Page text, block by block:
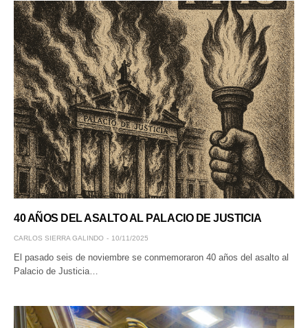
40 AÑOS DEL ASALTO AL PALACIO DE JUSTICIA
CARLOS SIERRA GALINDO 10/11/2025
El pasado seis de noviembre se conmemoraron 40 años del asalto al
Palacio de Justicia…